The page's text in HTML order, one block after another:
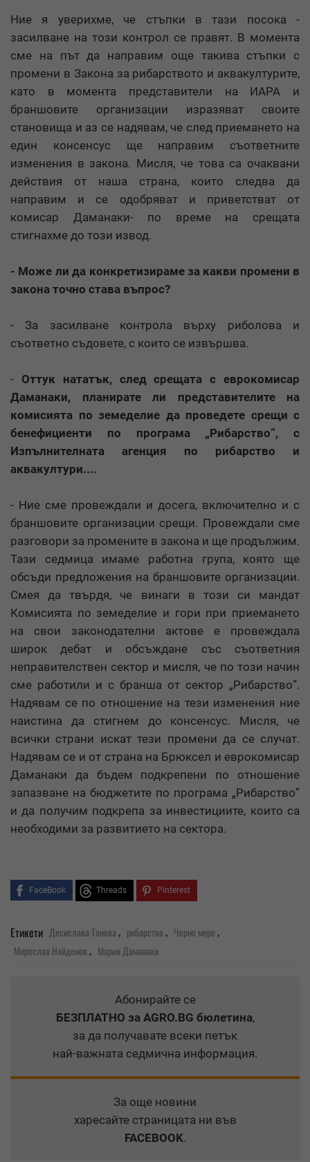
Ние я уверихме, че стъпки в тази посока -
засилване на този контрол се правят. В момента
сме на път да направим още такива стъпки с
промени в Закона за рибарството и аквакултурите,
като в момента представители на ИАРА и
браншовите организации изразяват своите
становища и аз се надявам, че след приемането на
един консенсус ще направим съответните
изменения в закона. Мисля, че това са очаквани
действия от наша страна, които следва да
направим и се одобряват и приветстват от
комисар Даманаки- по време на срещата
стигнахме до този извод.
- Може ли да конкретизираме за какви промени в
закона точно става въпрос?
- За засилване контрола върху риболова и
съответно съдовете, с които се извършва.
- Оттук нататък, след срещата с еврокомисар
Даманаки, планирате ли представителите на
комисията по земеделие да проведете срещи с
бенефициенти по програма „Рибарство”, с
Изпълнителната агенция по рибарство и
аквакултури....
- Ние сме провеждали и досега, включително и с
браншовите организации срещи. Провеждали сме
разговори за промените в закона и ще продължим.
Тази седмица имаме работна група, която ще
обсъди предложения на браншовите организации.
Смея да твърдя, че винаги в този си мандат
Комисията по земеделие и гори при приемането
на свои законодателни актове е провеждала
широк дебат и обсъждане със съответния
неправителствен сектор и мисля, че по този начин
сме работили и с бранша от сектор „Рибарство”.
Надявам се по отношение на тези изменения ние
наистина да стигнем до консенсус. Мисля, че
всички страни искат тези промени да се случат.
Надявам се и от страна на Брюксел и еврокомисар
Даманаки да бъдем подкрепени по отношение
запазване на бюджетите по програма „Рибарство”
и да получим подкрепа за инвестициите, които са
необходими за развитието на сектора.
FaceBook Threads Pinterest
Етикети Десислава Танева, рибарство, Черно море,
Мирослав Найденов, Мария Даманаки
Абонирайте се
БЕЗПЛАТНО за AGRO.BG бюлетина,
за да получавате всеки петък
най-важната седмична информация.
За още новини
харесайте страницата ни във
FACEBOOK.